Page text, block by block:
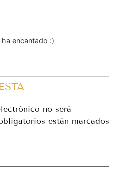
encantado :)
no será
están marcados